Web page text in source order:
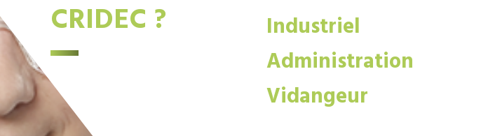
CRIDEC ?
Industriel
Administration
Vidangeur